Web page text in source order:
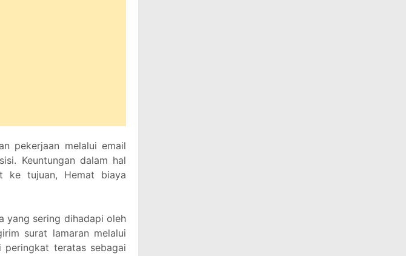
pekerjaan melalui email
Keuntungan dalam hal
ke tujuan, Hemat biaya
yang sering dihadapi oleh
surat lamaran melalui
teratas sebagai